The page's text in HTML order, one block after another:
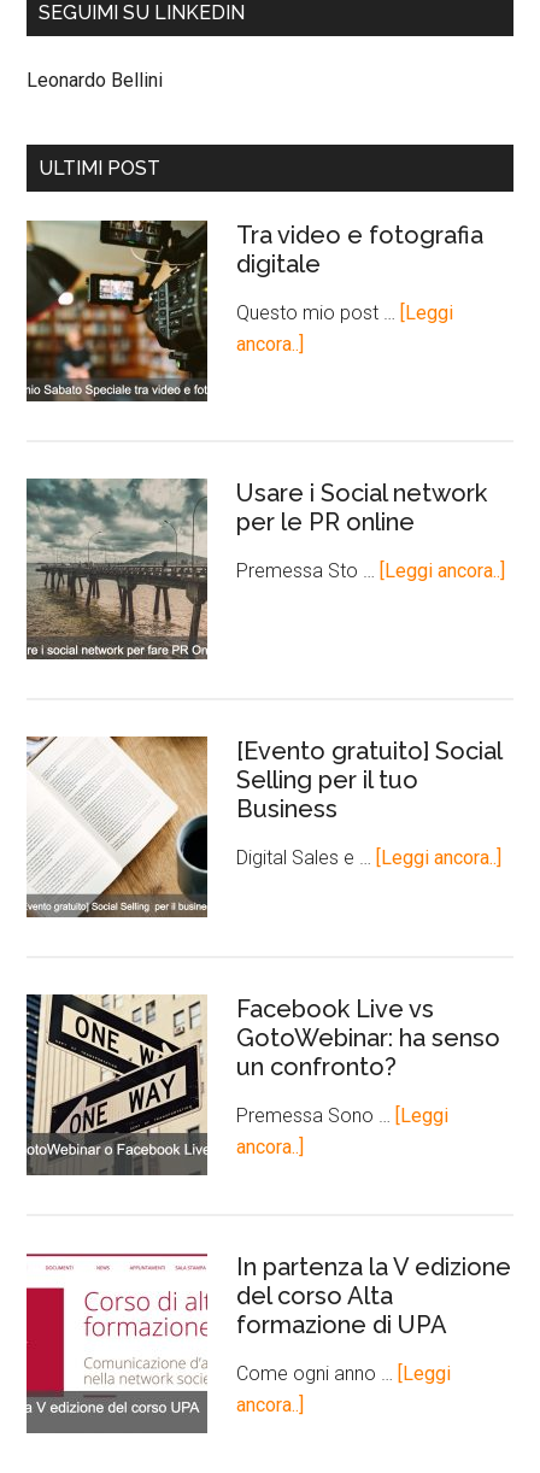
SEGUIMI SU LINKEDIN
Leonardo Bellini
ULTIMI POST
Tra video e fotografia
digitale
Questo mio post …
[Leggi
ancora..]
Usare i Social network
per le PR online
Premessa Sto … [Leggi ancora..]
[Evento gratuito] Social
Selling per il tuo
Business
Digital Sales e … [Leggi ancora..]
Facebook Live vs
GotoWebinar: ha senso
un confronto?
Premessa Sono …
[Leggi
ancora..]
In partenza la V edizione
del corso Alta
formazione di UPA
Come ogni anno …
[Leggi
ancora..]